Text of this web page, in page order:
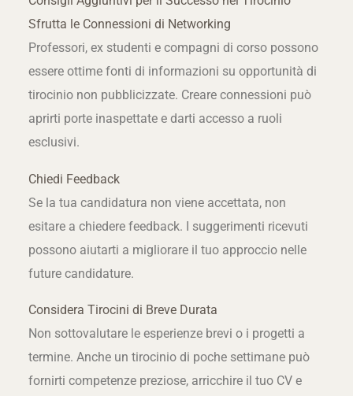
Sfrutta le Connessioni di Networking
Professori, ex studenti e compagni di corso possono
essere ottime fonti di informazioni su opportunità di
tirocinio non pubblicizzate. Creare connessioni può
aprirti porte inaspettate e darti accesso a ruoli
esclusivi.
Chiedi Feedback
Se la tua candidatura non viene accettata, non
esitare a chiedere feedback. I suggerimenti ricevuti
possono aiutarti a migliorare il tuo approccio nelle
future candidature.
Considera Tirocini di Breve Durata
Non sottovalutare le esperienze brevi o i progetti a
termine. Anche un tirocinio di poche settimane può
fornirti competenze preziose, arricchire il tuo CV e